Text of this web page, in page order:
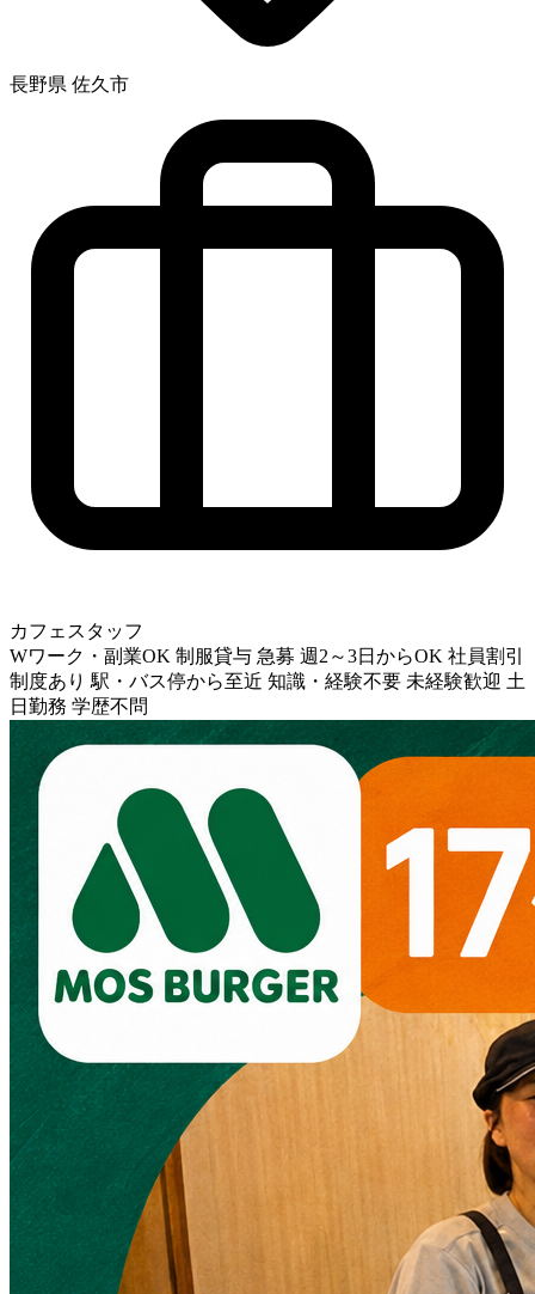
長野県 佐久市
カフェスタッフ
Wワーク・副業OK 制服貸与 急募 週2～3日からOK 社員割引
制度あり 駅・バス停から至近 知識・経験不要 未経験歓迎 土
日勤務 学歴不問